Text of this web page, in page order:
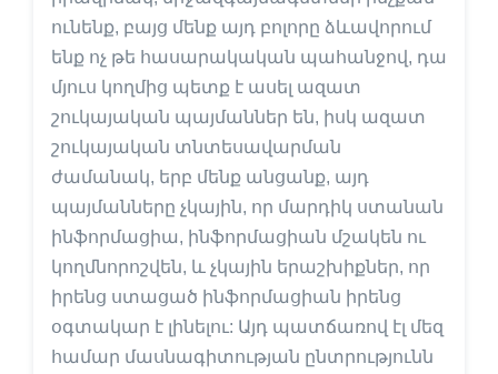
ունենք, բայց մենք այդ բոլորը ձևավորում
ենք ոչ թե հասարակական պահանջով, դա
մյուս կողմից պետք է ասել ազատ
շուկայական պայմաններ են, իսկ ազատ
շուկայական տնտեսավարման
ժամանակ, երբ մենք անցանք, այդ
պայմանները չկային, որ մարդիկ ստանան
ինֆորմացիա, ինֆորմացիան մշակեն ու
կողմնորոշվեն, և չկային երաշխիքներ, որ
իրենց ստացած ինֆորմացիան իրենց
օգտակար է լինելու: Այդ պատճառով էլ մեզ
համար մասնագիտության ընտրությունն